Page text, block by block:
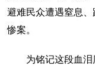
避难民众遭遇窒息、
惨案。
为铭记这段血